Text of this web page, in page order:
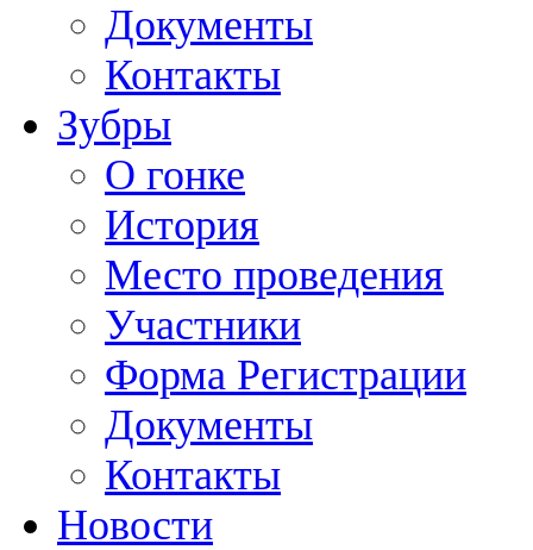
Документы
Контакты
Зубры
О гонке
История
Место проведения
Участники
Форма Регистрации
Документы
Контакты
Новости